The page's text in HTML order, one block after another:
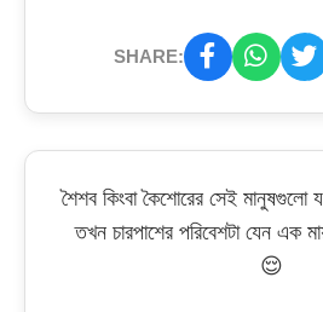
SHARE:
শৈশব কিংবা কৈশোরের সেই
তখন চারপাশের পরিবেশটা যেন এক
😌